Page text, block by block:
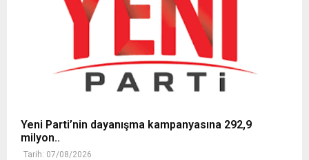
Yeni Parti’nin dayanışma kampanyasına 292,9
milyon..
Tarih: 07/08/2026